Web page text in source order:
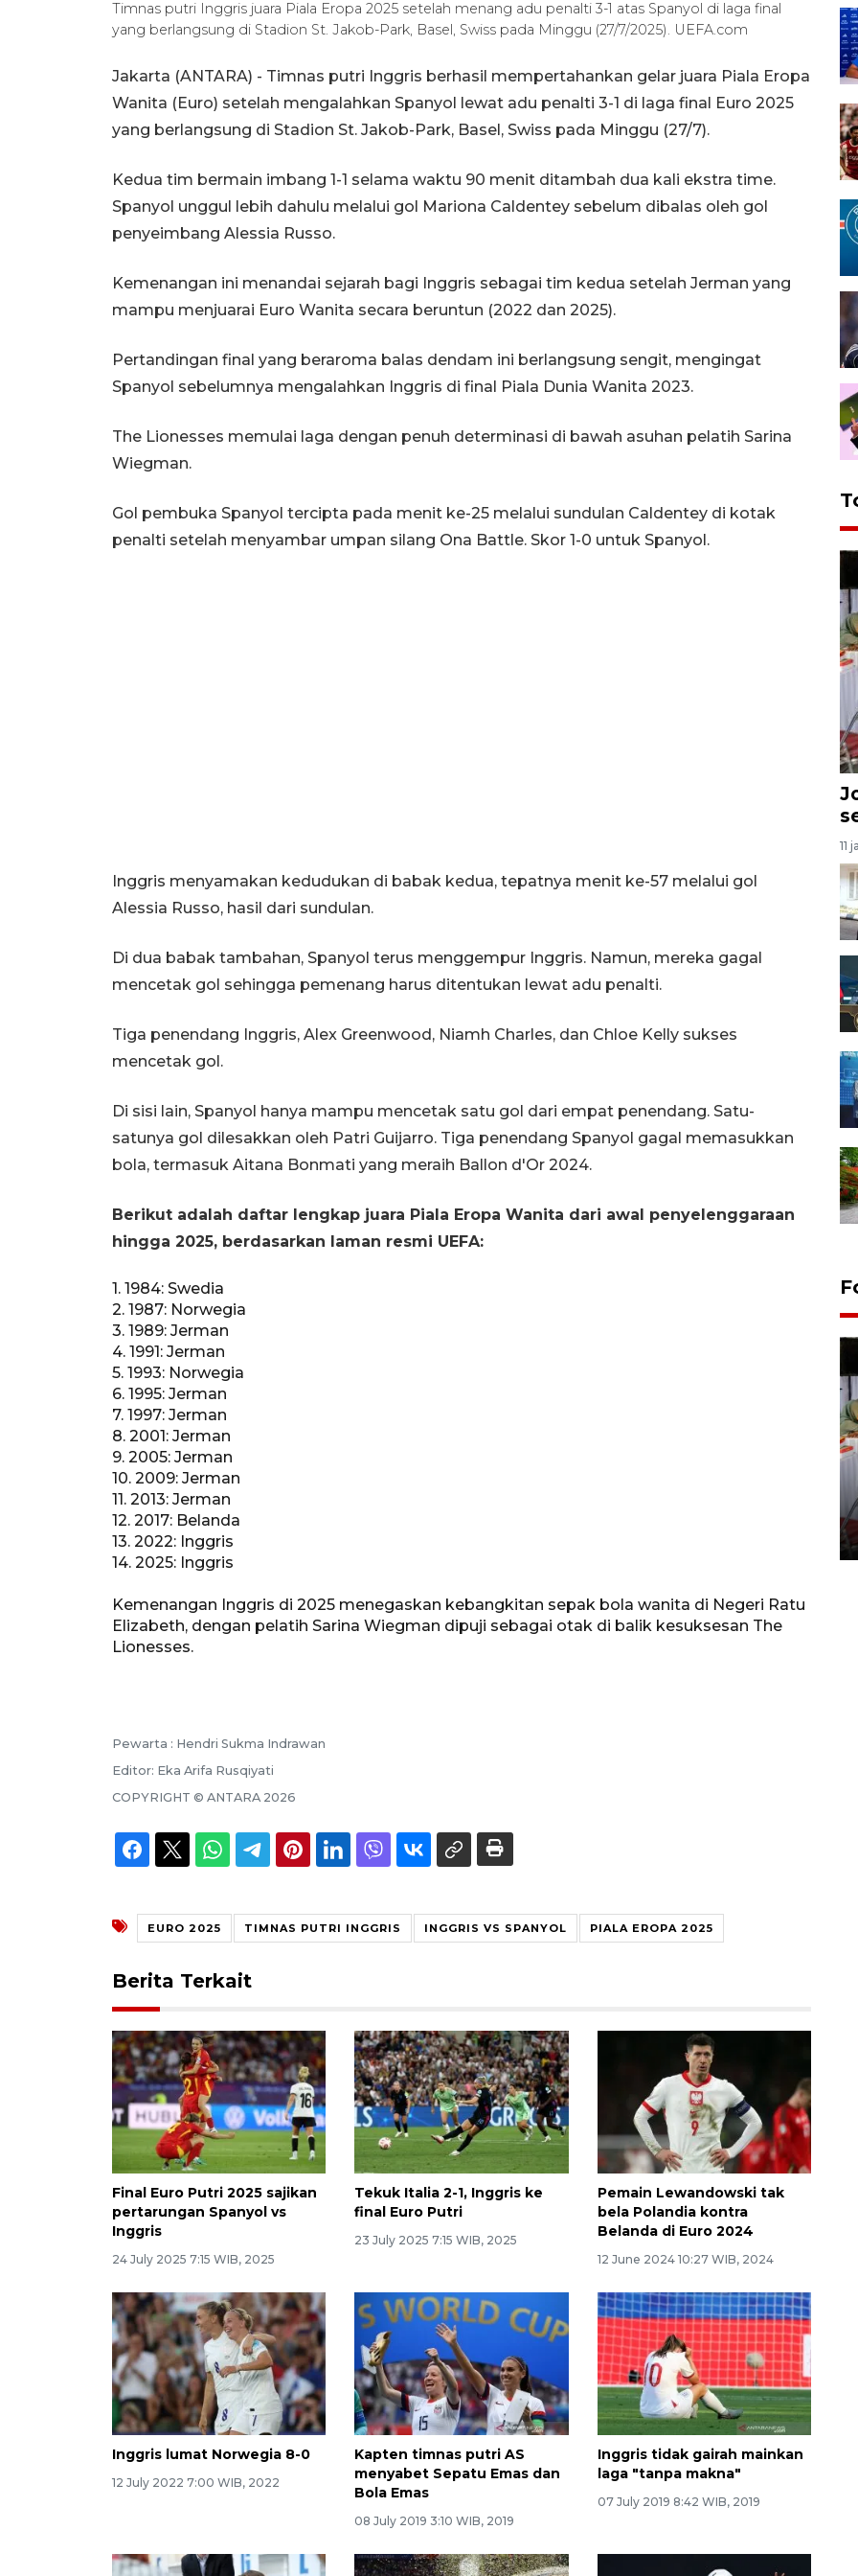
Timnas putri Inggris juara Piala Eropa 2025 setelah menang adu penalti 3-1 atas Spanyol di laga final
yang berlangsung di Stadion St. Jakob-Park, Basel, Swiss pada Minggu (27/7/2025). UEFA.com
Jakarta (ANTARA) - Timnas putri Inggris berhasil mempertahankan gelar juara Piala Eropa
Wanita (Euro) setelah mengalahkan Spanyol lewat adu penalti 3-1 di laga final Euro 2025
yang berlangsung di Stadion St. Jakob-Park, Basel, Swiss pada Minggu (27/7).
Kedua tim bermain imbang 1-1 selama waktu 90 menit ditambah dua kali ekstra time.
Spanyol unggul lebih dahulu melalui gol Mariona Caldentey sebelum dibalas oleh gol
penyeimbang Alessia Russo.
Kemenangan ini menandai sejarah bagi Inggris sebagai tim kedua setelah Jerman yang
mampu menjuarai Euro Wanita secara beruntun (2022 dan 2025).
Pertandingan final yang beraroma balas dendam ini berlangsung sengit, mengingat
Spanyol sebelumnya mengalahkan Inggris di final Piala Dunia Wanita 2023.
The Lionesses memulai laga dengan penuh determinasi di bawah asuhan pelatih Sarina
Wiegman.
Gol pembuka Spanyol tercipta pada menit ke-25 melalui sundulan Caldentey di kotak
penalti setelah menyambar umpan silang Ona Battle. Skor 1-0 untuk Spanyol.
Inggris menyamakan kedudukan di babak kedua, tepatnya menit ke-57 melalui gol
Alessia Russo, hasil dari sundulan.
Di dua babak tambahan, Spanyol terus menggempur Inggris. Namun, mereka gagal
mencetak gol sehingga pemenang harus ditentukan lewat adu penalti.
Tiga penendang Inggris, Alex Greenwood, Niamh Charles, dan Chloe Kelly sukses
mencetak gol.
Di sisi lain, Spanyol hanya mampu mencetak satu gol dari empat penendang. Satu-
satunya gol dilesakkan oleh Patri Guijarro. Tiga penendang Spanyol gagal memasukkan
bola, termasuk Aitana Bonmati yang meraih Ballon d'Or 2024.
Berikut adalah daftar lengkap juara Piala Eropa Wanita dari awal penyelenggaraan
hingga 2025, berdasarkan laman resmi UEFA:
1. 1984: Swedia
2. 1987: Norwegia
3. 1989: Jerman
4. 1991: Jerman
5. 1993: Norwegia
6. 1995: Jerman
7. 1997: Jerman
8. 2001: Jerman
9. 2005: Jerman
10. 2009: Jerman
11. 2013: Jerman
12. 2017: Belanda
13. 2022: Inggris
14. 2025: Inggris
Kemenangan Inggris di 2025 menegaskan kebangkitan sepak bola wanita di Negeri Ratu
Elizabeth, dengan pelatih Sarina Wiegman dipuji sebagai otak di balik kesuksesan The
Lionesses.
Pewarta : Hendri Sukma Indrawan
Editor: Eka Arifa Rusqiyati
COPYRIGHT © ANTARA 2026
EURO 2025 TIMNAS PUTRI INGGRIS INGGRIS VS SPANYOL PIALA EROPA 2025
Berita Terkait
Final Euro Putri 2025 sajikan
pertarungan Spanyol vs
Inggris
24 July 2025 7:15 WIB, 2025
Tekuk Italia 2-1, Inggris ke
final Euro Putri
23 July 2025 7:15 WIB, 2025
Pemain Lewandowski tak
bela Polandia kontra
Belanda di Euro 2024
12 June 2024 10:27 WIB, 2024
Inggris lumat Norwegia 8-0
12 July 2022 7:00 WIB, 2022
Kapten timnas putri AS
menyabet Sepatu Emas dan
Bola Emas
08 July 2019 3:10 WIB, 2019
Inggris tidak gairah mainkan
laga "tanpa makna"
07 July 2019 8:42 WIB, 2019
11